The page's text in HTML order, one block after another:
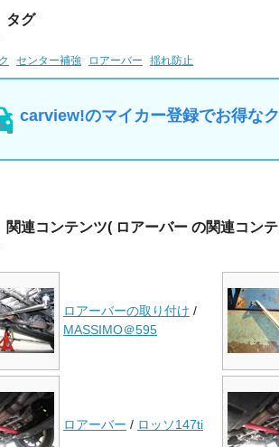
タグ
センター補強 ロアーバー 揺れ防止
carview!のマイカー登録でお得な
関連コンテンツ( ロアーバー の関連コン
ロアーバーの取り付け /
MASSIMO＠595
ロアーバー / ロッソ147ti